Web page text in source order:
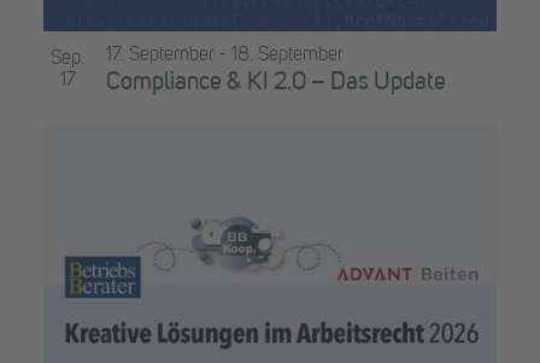
Sep.
17
Compliance & KI 2.0 – Das Update
17. September - 18. September